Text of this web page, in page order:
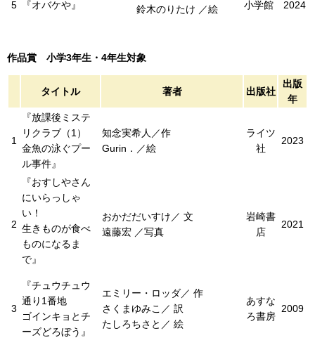
5 『オバケや』
鈴木のりたけ ／絵
小学館 2024
作品賞 小学3年生・4年生対象
タイトル 著者 出版社
出版
年
1
『放課後ミステ
リクラブ（1）
金魚の泳ぐプー
ル事件』
知念実希人／作
Gurin．／絵
ライツ
社
2023
2
『おすしやさん
にいらっしゃ
い！
生きものが食べ
ものになるま
で』
おかだだいすけ／ 文
遠藤宏 ／写真
岩崎書
店
2021
3
『チュウチュウ
通り1番地
ゴインキョとチ
ーズどろぼう』
エミリー・ロッダ／ 作
さくまゆみこ／ 訳
たしろちさと／ 絵
あすな
ろ書房
2009